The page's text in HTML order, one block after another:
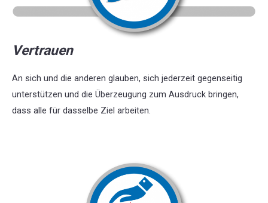
Vertrauen
An sich und die anderen glauben, sich jederzeit gegenseitig
unterstützen und die Überzeugung zum Ausdruck bringen,
dass alle für dasselbe Ziel arbeiten.